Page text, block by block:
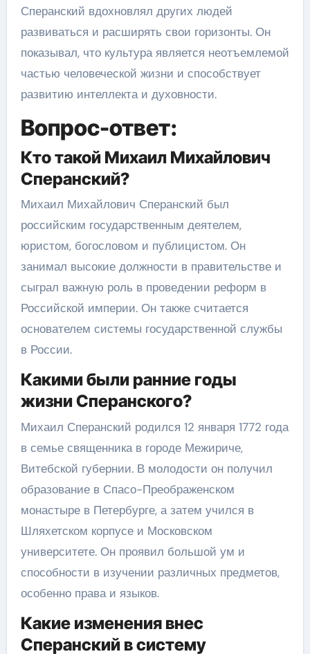
Сперанский вдохновлял других людей
развиваться и расширять свои горизонты. Он
показывал, что культура является неотъемлемой
частью человеческой жизни и способствует
развитию интеллекта и духовности.
Вопрос-ответ:
Кто такой Михаил Михайлович
Сперанский?
Михаил Михайлович Сперанский был
российским государственным деятелем,
юристом, богословом и публицистом. Он
занимал высокие должности в правительстве и
сыграл важную роль в проведении реформ в
Российской империи. Он также считается
основателем системы государственной службы
в России.
Какими были ранние годы
жизни Сперанского?
Михаил Сперанский родился 12 января 1772 года
в семье священника в городе Межириче,
Витебской губернии. В молодости он получил
образование в Спасо-Преображенском
монастыре в Петербурге, а затем учился в
Шляхетском корпусе и Московском
университете. Он проявил большой ум и
способности в изучении различных предметов,
особенно права и языков.
Какие изменения внес
Сперанский в систему